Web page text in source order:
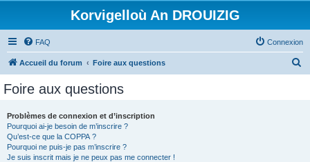
Korvigelloù An DROUIZIG
FAQ Connexion
Accueil du forum Foire aux questions
Foire aux questions
Problèmes de connexion et d’inscription
Pourquoi ai-je besoin de m’inscrire ?
Qu’est-ce que la COPPA ?
Pourquoi ne puis-je pas m’inscrire ?
Je suis inscrit mais je ne peux pas me connecter !